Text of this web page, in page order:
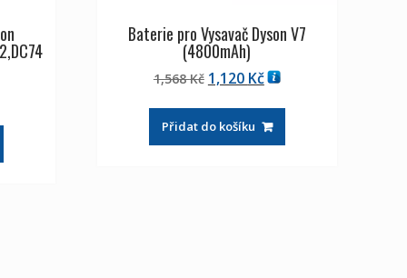
Kč
Baterie pro Vysavač Dyson V7
(4800mAh)
1,568Kč Původní
byla:
1,568 Kč
1,120 KčAktuální
je:
1,120 Kč
Přidat do košíku